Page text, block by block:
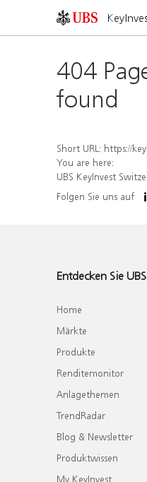
404
found
Short URL: https://keyinvest-
You are here:
UBS KeyInvest
Folgen Sie uns auf
Entdecken Sie
Home
Märkte
Produkte
Renditemonitor
Anlagethemen
TrendRadar
Blog & Newsletter
Produktwissen
My KeyInvest